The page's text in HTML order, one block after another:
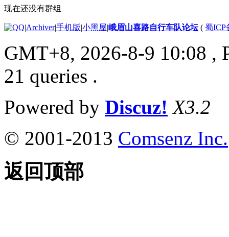
现在还没有群组
|Archiver|手机版|小黑屋|峨眉山喜路自行车队论坛( 蜀ICP
GMT+8, 2026-8-9 10:08 ,
21 queries .
Powered by Discuz! X3.2
© 2001-2013 Comsenz Inc.
返回顶部